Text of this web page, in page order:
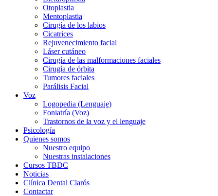
Otoplastia
Mentoplastia
Cirugía de los labios
Cicatrices
Rejuvenecimiento facial
Láser cutáneo
Cirugía de las malformaciones faciales
Cirugía de órbita
Tumores faciales
Parálisis Facial
Voz
Logopedia (Lenguaje)
Foniatría (Voz)
Trastornos de la voz y el lenguaje
Psicología
Quienes somos
Nuestro equipo
Nuestras instalaciones
Cursos TBDC
Noticias
Clínica Dental Clarós
Contactar